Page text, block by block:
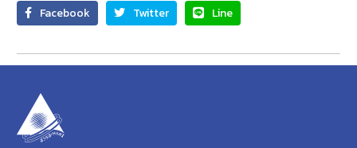
Facebook Twitter Line